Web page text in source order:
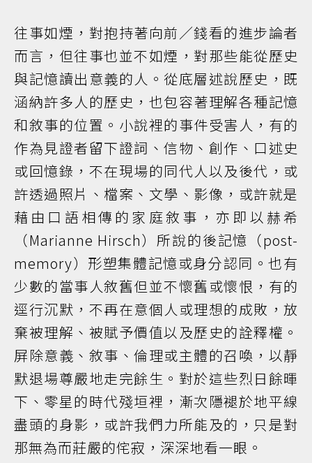
往事如煙，對抱持著向前／錢看的進步論者
而言，但往事也並不如煙，對那些能從歷史
與記憶讀出意義的人。從底層述說歷史，既
涵納許多人的歷史，也包容著理解各種記憶
和敘事的位置。小說裡的事件受害人，有的
作為見證者留下證詞、信物、創作、口述史
或回憶錄，不在現場的同代人以及後代，或
許透過照片、檔案、文學、影像，或許就是
藉由口語相傳的家庭敘事，亦即以赫希
（Marianne Hirsch）所說的後記憶（post-
memory）形塑集體記憶或身分認同。也有
少數的當事人敘舊但並不懷舊或懷恨，有的
逕行沉默，不再在意個人或理想的成敗，放
棄被理解、被賦予價值以及歷史的詮釋權。
屏除意義、敘事、倫理或主體的召喚，以靜
默退場尊嚴地走完餘生。對於這些烈日餘暉
下、零星的時代殘垣裡，漸次隱褪於地平線
盡頭的身影，或許我們力所能及的，只是對
那無為而莊嚴的侘寂，深深地看一眼。